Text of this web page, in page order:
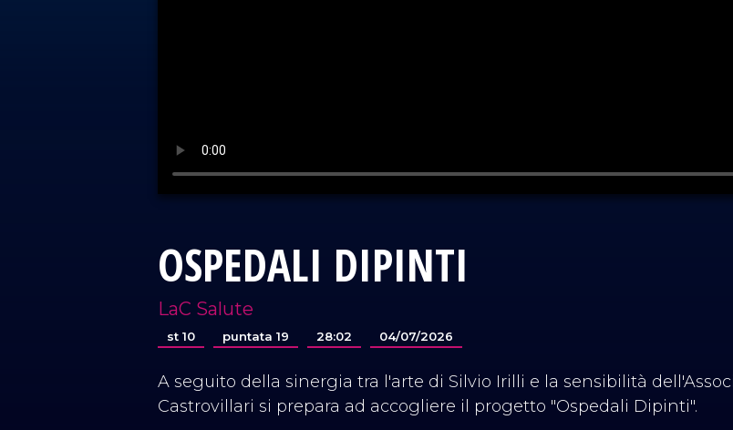
OSPEDALI DIPINTI
LaC Salute
st 10 puntata 19 28:02 04/07/2026
A seguito della sinergia tra l'arte di Silvio Irilli e la sensibilità
Castrovillari si prepara ad accogliere il progetto "Ospedali Dipinti".